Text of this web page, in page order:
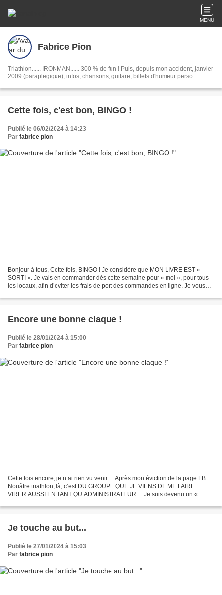
MENU
Fabrice Pion
Triathlon...... IRONMAN...... 300 % de fun ! Puis, depuis mon accident, janvier
2009 (paraplégique), infos, chansons, guitare, billets d'humeur perso...
Cette fois, c'est bon, BINGO !
Publié le 06/02/2024 à 14:23
Par fabrice pion
Bonjour à tous, Cette fois, BINGO ! Je considère que MON LIVRE EST «
SORTI ». Je vais en commander dès cette semaine pour « moi », pour tous
les locaux, afin d’éviter les frais de port des commandes en ligne. Je vous
Encore une bonne claque !
Publié le 28/01/2024 à 15:00
Par fabrice pion
Cette fois encore, je n’ai rien vu venir… Après mon éviction de la page FB
Nouâtre triathlon, là, c’est DU GROUPE QUE JE VIENS DE ME FAIRE
VIRER AUSSI EN TANT QU’ADMINISTRATEUR… Je suis devenu un «
Je touche au but...
Publié le 27/01/2024 à 15:03
Par fabrice pion